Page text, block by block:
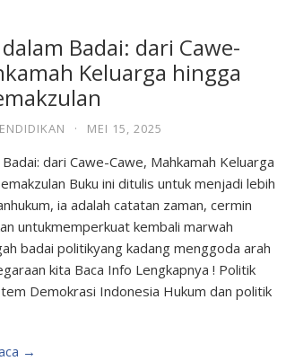
Badai: dari Cawe-
Keluarga hingga
· MEI 15, 2025
dari Cawe-Cawe, Mahkamah Keluarga
Buku ini ditulis untuk menjadi lebih
ia adalah catatan zaman, cermin
untukmemperkuat kembali marwah
badai politikyang kadang menggoda arah
kita Baca Info Lengkapnya ! Politik
Demokrasi Indonesia Hukum dan politik
→